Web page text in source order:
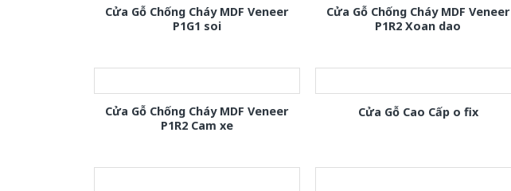
Cửa Gỗ Chống Cháy MDF Veneer
P1G1 soi
Cửa Gỗ Chống Cháy MDF Veneer
P1R2 Xoan dao
Cửa Gỗ Chống Cháy MDF Veneer
P1R2 Cam xe
Cửa Gỗ Cao Cấp o fix